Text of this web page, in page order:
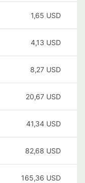
1,65 USD
4,13 USD
8,27 USD
20,67 USD
41,34 USD
82,68 USD
165,36 USD